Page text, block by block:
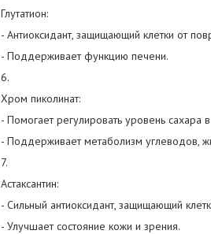
Глутатион:
- Антиоксидант, защищающий клетки от
- Поддерживает функцию печени.
6.
Хром пиколинат:
- Помогает регулировать уровень сахара
- Поддерживает метаболизм углеводов,
7.
Астаксантин:
- Сильный антиоксидант, защищающий
- Улучшает состояние кожи и зрения.